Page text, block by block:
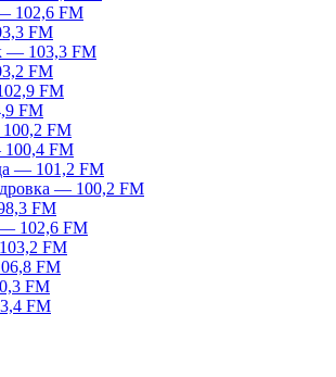
102,6 FM
FM
— 103,3 FM
FM
FM
FM
FM
FM
— 101,2 FM
— 100,2 FM
FM
102,6 FM
FM
FM
FM
FM